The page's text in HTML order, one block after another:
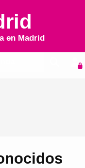
en Madrid